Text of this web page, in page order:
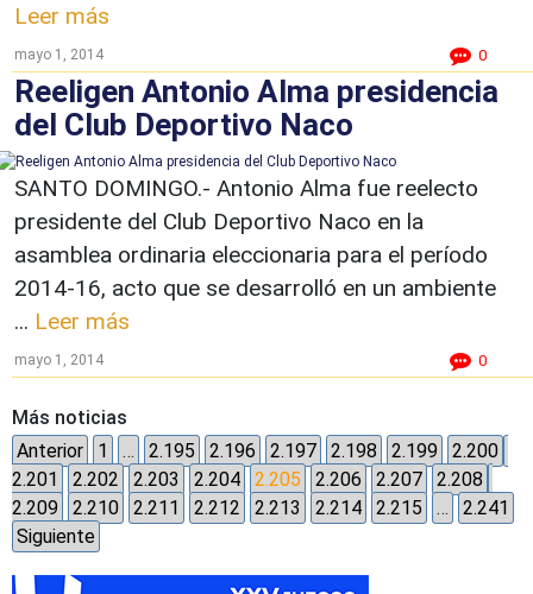
Leer más
mayo 1, 2014 0
Reeligen Antonio Alma presidencia
del Club Deportivo Naco
SANTO DOMINGO.- Antonio Alma fue reelecto
presidente del Club Deportivo Naco en la
asamblea ordinaria eleccionaria para el período
2014-16, acto que se desarrolló en un ambiente
... Leer más
mayo 1, 2014 0
Más noticias
Anterior
1 … 2.195 2.196 2.197 2.198 2.199
2.200
2.201
2.202 2.203 2.204 2.205 2.206 2.207
2.208
2.209
2.210 2.211 2.212 2.213 2.214 2.215 …
2.241
Siguiente